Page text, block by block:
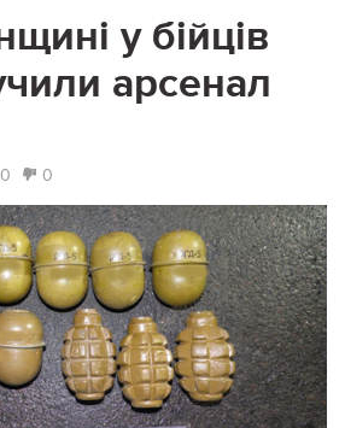
у бійців
арсенал
0 0